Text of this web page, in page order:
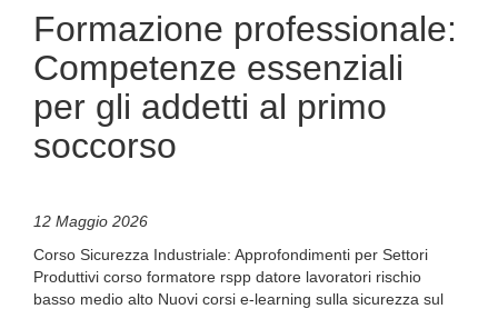
Formazione professionale:
Competenze essenziali
per gli addetti al primo
soccorso
12 Maggio 2026
Corso Sicurezza Industriale: Approfondimenti per Settori
Produttivi corso formatore rspp datore lavoratori rischio
basso medio alto Nuovi corsi e-learning sulla sicurezza sul